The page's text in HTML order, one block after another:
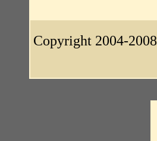
Copyright 2004-2008